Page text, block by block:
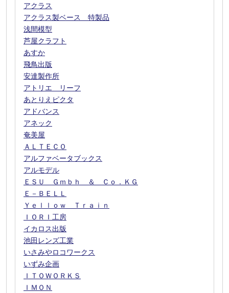
アクラス
アクラス製ベース 特製品
浅間模型
芦屋クラフト
あすか
飛鳥出版
安達製作所
アトリエ リーフ
あとりえピクタ
アドバンス
アネック
奄美屋
ＡＬＴＥＣＯ
アルファベータブックス
アルモデル
ＥＳＵ Ｇｍｂｈ ＆ Ｃｏ．ＫＧ
Ｅ－ＢＥＬＬ
Ｙｅｌｌｏｗ Ｔｒａｉｎ
ＩＯＲＩ工房
イカロス出版
池田レンズ工業
いさみやロコワークス
いずみ企画
ＩＴＯＷＯＲＫＳ
ＩＭＯＮ